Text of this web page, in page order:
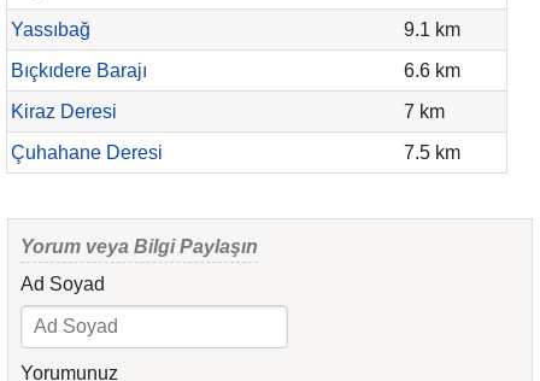
Yassıbağ
9.1 km
Bıçkıdere Barajı
6.6 km
Kiraz Deresi
7 km
Çuhahane Deresi
7.5 km
Yorum veya Bilgi Paylaşın
Ad Soyad
Yorumunuz